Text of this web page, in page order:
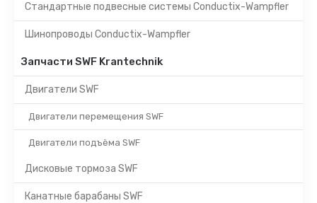
Стандартные подвесные системы Conductix-Wampfler
Шинопроводы Conductix-Wampfler
Запчасти SWF Krantechnik
Двигатели SWF
Двигатели перемещения SWF
Двигатели подъёма SWF
Дисковые тормоза SWF
Канатные барабаны SWF